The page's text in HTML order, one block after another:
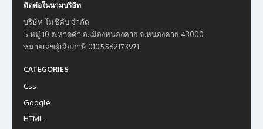
ติดต่อในนามบริษัท
บริษัท โมชิคับ จำกัด
5 หมู่ 10 ต.หาดคำ อ.เมืองหนองคาย จ.หนองคาย 43000
หมายเลขผู้เสียภาษี 0105562173971
CATEGORIES
Css
Google
HTML